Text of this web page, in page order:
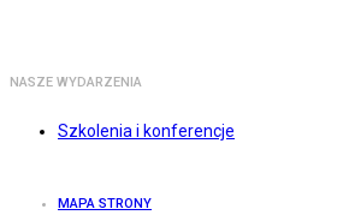
NASZE WYDARZENIA
Szkolenia i konferencje
MAPA STRONY